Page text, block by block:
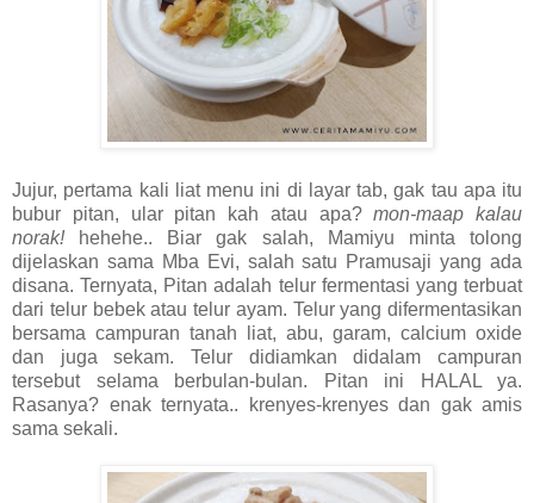
Jujur, pertama kali liat menu ini di layar tab, gak tau apa itu
bubur pitan, ular pitan kah atau apa?mon-maap kalau
norak!hehehe.. Biar gak salah, Mamiyu minta tolong
dijelaskan sama Mba Evi, salah satu Pramusaji yang ada
disana. Ternyata, Pitan adalah telur fermentasi yang terbuat
dari telur bebek atau telur ayam. Telur yang difermentasikan
bersama campuran tanah liat, abu, garam, calcium oxide
dan juga sekam. Telur didiamkan didalam campuran
tersebut selama berbulan-bulan. Pitan ini HALAL ya.
Rasanya? enak ternyata.. krenyes-krenyes dan gak amis
sama sekali.